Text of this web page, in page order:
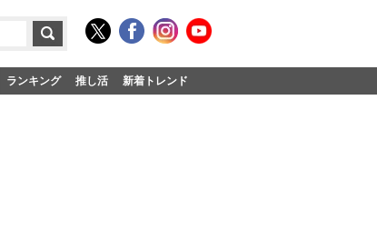
ランキング 推し活 新着トレンド